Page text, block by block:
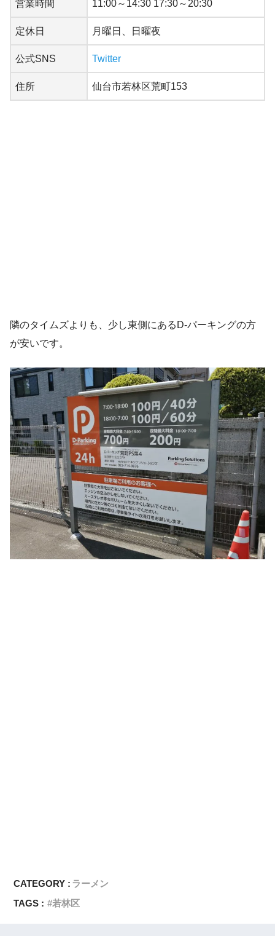
営業時間 11:00～14:30 17:30～20:30
定休日 月曜日、日曜夜
公式SNS Twitter
住所 仙台市若林区荒町153
隣のタイムズよりも、少し東側にあるD-パーキングの方
が安いです。
CATEGORY : ラーメン
TAGS :
若林区